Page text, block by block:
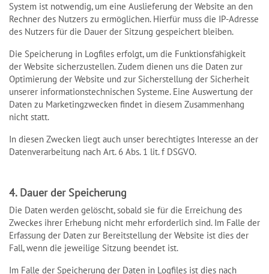
System ist notwendig, um eine Auslieferung der Website an den
Rechner des Nutzers zu ermöglichen. Hierfür muss die IP-Adresse
des Nutzers für die Dauer der Sitzung gespeichert bleiben.
Die Speicherung in Logfiles erfolgt, um die Funktionsfähigkeit
der Website sicherzustellen. Zudem dienen uns die Daten zur
Optimierung der Website und zur Sicherstellung der Sicherheit
unserer informationstechnischen Systeme. Eine Auswertung der
Daten zu Marketingzwecken findet in diesem Zusammenhang
nicht statt.
In diesen Zwecken liegt auch unser berechtigtes Interesse an der
Datenverarbeitung nach Art. 6 Abs. 1 lit. f DSGVO.
4. Dauer der Speicherung
Die Daten werden gelöscht, sobald sie für die Erreichung des
Zweckes ihrer Erhebung nicht mehr erforderlich sind. Im Falle der
Erfassung der Daten zur Bereitstellung der Website ist dies der
Fall, wenn die jeweilige Sitzung beendet ist.
Im Falle der Speicherung der Daten in Logfiles ist dies nach